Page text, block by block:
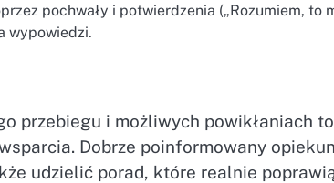
pochwały i potwierdzenia („Rozumiem, to
wypowiedzi.
przebiegu i możliwych powikłaniach
Dobrze poinformowany
udzielić porad, które realnie